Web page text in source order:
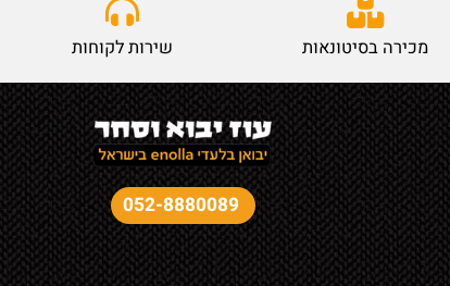
מכירה בסיטונאות שירות לקוחות
052-8880089